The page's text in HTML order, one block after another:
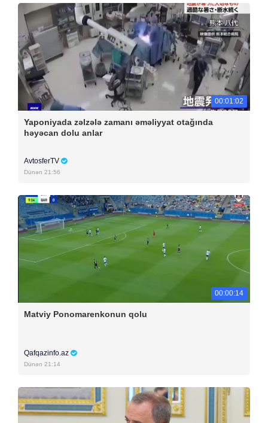
00:01:02
Yaponiyada zəlzələ zamanı əməliyyat otağında
həyəcan dolu anlar
AvtosferTV
Dünən 21:56
00:00:14
Matviy Ponomarenkonun qolu
Qafqazinfo.az
Dünən 21:14